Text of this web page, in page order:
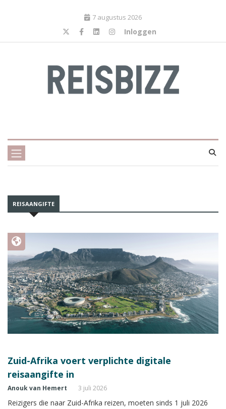
7 augustus 2026
Inloggen
REISAANGIFTE
Zuid-Afrika voert verplichte digitale
reisaangifte in
Anouk van Hemert 3 juli 2026
Reizigers die naar Zuid-Afrika reizen, moeten sinds 1 juli 2026